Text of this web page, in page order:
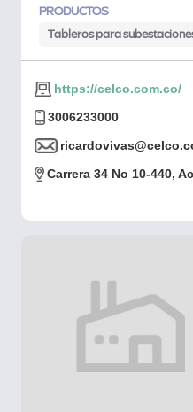
PRODUCTOS
Tableros para
https://celco.com.co/
3006233000
Carrera 34 No 10-440,